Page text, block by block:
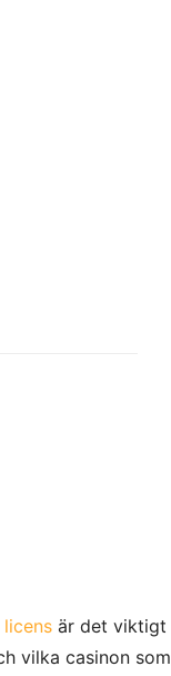
är det viktigt
vilka casinon som